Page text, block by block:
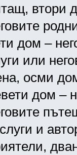
втори
дом –
или
осми
дом –
и